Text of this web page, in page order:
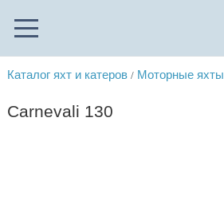
Каталог яхт и катеров / Моторные яхты
Carnevali 130